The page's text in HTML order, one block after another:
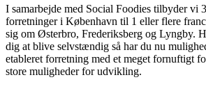
I samarbejde med Social Foodies tilbyder vi
forretninger i København til 1 eller flere
sig om Østerbro, Frederiksberg og Lyngby.
dig at blive selvstændig så har du nu
etableret forretning med et meget fornuftigt
store muligheder for udvikling.